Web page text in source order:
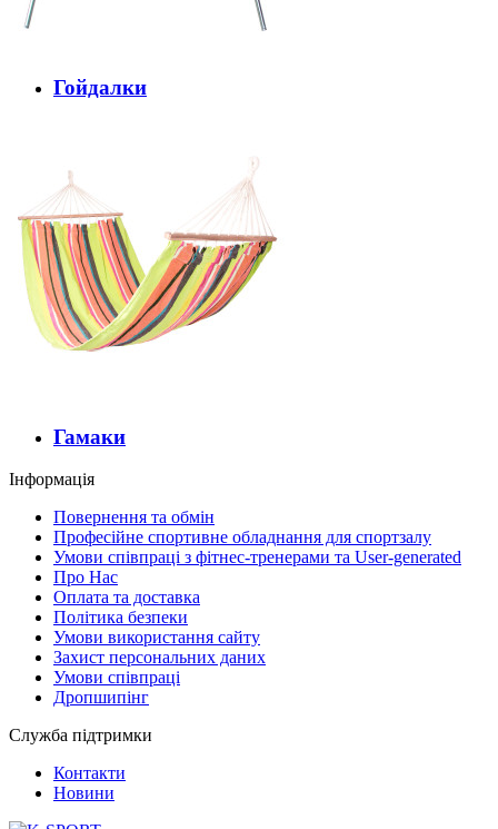
Гойдалки
Гамаки
Iнформація
Повернення та обмін
Професійне спортивне обладнання для спортзалу
Умови співпраці з фітнес-тренерами та User-generated
Про Нас
Оплата та доставка
Політика безпеки
Умови використання сайту
Захист персональних даних
Умови співпраці
Дропшипінг
Служба підтримки
Контакти
Новини